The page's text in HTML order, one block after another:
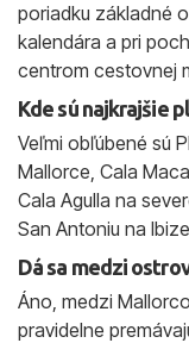
poriadku základné
kalendára a pri
centrom cestovnej
Kde sú najkrajšie
Veľmi obľúbené sú
Mallorce, Cala
Cala Agulla na
San Antoniu na
Dá sa medzi
Áno, medzi
pravidelne